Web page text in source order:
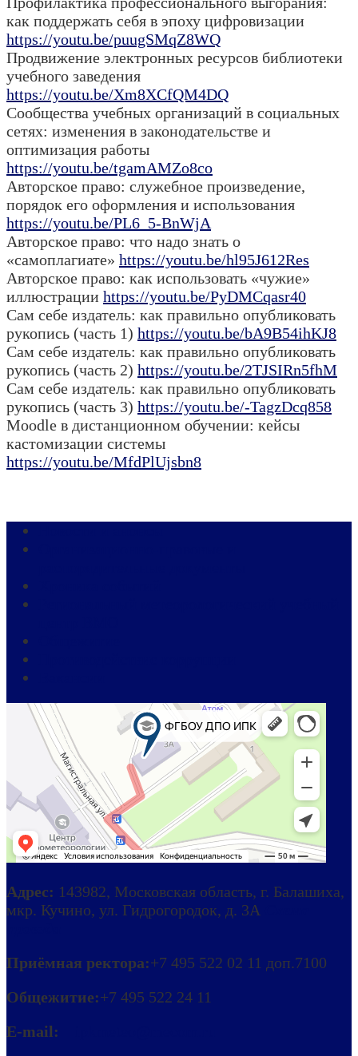
как поддержать себя в эпоху цифровизации
https://youtu.be/puugSMqZ8WQ
Продвижение электронных ресурсов библиотеки
учебного заведения
https://youtu.be/Xm8XCfQM4DQ
Сообщества учебных организаций в социальных
сетях: изменения в законодательстве и
оптимизация работы
https://youtu.be/tgamAMZo8co
Авторское право: служебное произведение,
порядок его оформления и использования
https://youtu.be/PL6_5-BnWjA
Авторское право: что надо знать о
«самоплагиате» https://youtu.be/hl95J612Res
Авторское право: как использовать «чужие»
иллюстрации https://youtu.be/PyDMCqasr40
Сам себе издатель: как правильно опубликовать
рукопись (часть 1) https://youtu.be/bA9B54ihKJ8
Сам себе издатель: как правильно опубликовать
рукопись (часть 2) https://youtu.be/2TJSIRn5fhM
Сам себе издатель: как правильно опубликовать
рукопись (часть 3) https://youtu.be/-TagzDcq858
Moodle в дистанционном обучении: кейсы
кастомизации системы
https://youtu.be/MfdPlUjsbn8
Адрес: 143982, Московская область, г. Балашиха,
мкр. Кучино, ул. Гидрогородок, д. 3А
Приёмная ректора:+7 495 522 02 11 доп.7100
Общежитие:+7 495 522 24 11
E-mail: